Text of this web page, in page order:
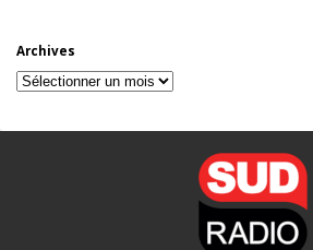
Archives
Archives